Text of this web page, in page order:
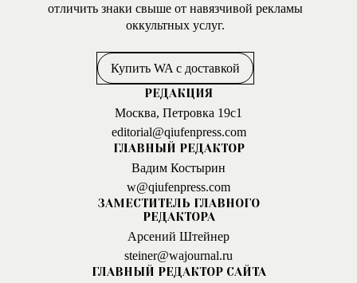
отличить знаки свыше от навязчивой рекламы
оккультных услуг.
Купить WA с доставкой
РЕДАКЦИЯ
Москва, Петровка 19с1
editorial@qiufenpress.com
ГЛАВНЫЙ РЕДАКТОР
Вадим Костырин
w@qiufenpress.com
ЗАМЕСТИТЕЛЬ ГЛАВНОГО
РЕДАКТОРА
Арсений Штейнер
steiner@wajournal.ru
ГЛАВНЫЙ РЕДАКТОР САЙТА